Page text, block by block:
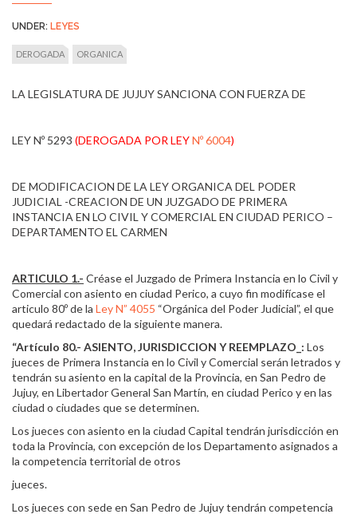
UNDER: LEYES
DEROGADA ORGANICA
LA LEGISLATURA DE JUJUY SANCIONA CON FUERZA DE
LEY Nº 5293 (DEROGADA POR LEYNº 6004)
DE MODIFICACION DE LA LEY ORGANICA DEL PODER
JUDICIAL -CREACION DE UN JUZGADO DE PRIMERA
INSTANCIA EN LO CIVIL Y COMERCIAL EN CIUDAD PERICO –
DEPARTAMENTO EL CARMEN
ARTICULO 1.- Créase el Juzgado de Primera Instancia en lo Civil y
Comercial con asiento en ciudad Perico, a cuyo fin modifícase el
articulo 80º de la Ley N” 4055 “Orgánica del Poder Judicial”, el que
quedará redactado de la siguiente manera.
“Artículo 80.- ASIENTO, JURISDICCION Y REEMPLAZO_: Los
jueces de Primera Instancia en lo Civil y Comercial serán letrados y
tendrán su asiento en la capital de la Provincia, en San Pedro de
Jujuy, en Libertador General San Martín, en ciudad Perico y en las
ciudad o ciudades que se determinen.
Los jueces con asiento en la ciudad Capital tendrán jurisdicción en
toda la Provincia, con excepción de los Departamento asignados a
la competencia territorial de otros
jueces.
Los jueces con sede en San Pedro de Jujuy tendrán competencia